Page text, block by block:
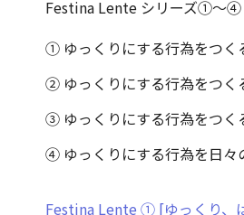
Festina Lente シリーズ①〜④
① ゆっくりにする行為をつく
② ゆっくりにする行為をつく
③ ゆっくりにする行為をつく
④ ゆっくりにする行為を日々
Festina Lente ① [ゆっくり、